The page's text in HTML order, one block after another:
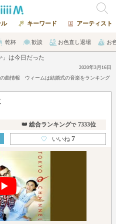
ル キーワード アーティスト
乾杯 歓談 お色直し退場 お
」は今日だった
2020年3月16日
の曲情報 ウィームは結婚式の音楽をランキング
👑 総合ランキングで 7333位
♡ いいね7